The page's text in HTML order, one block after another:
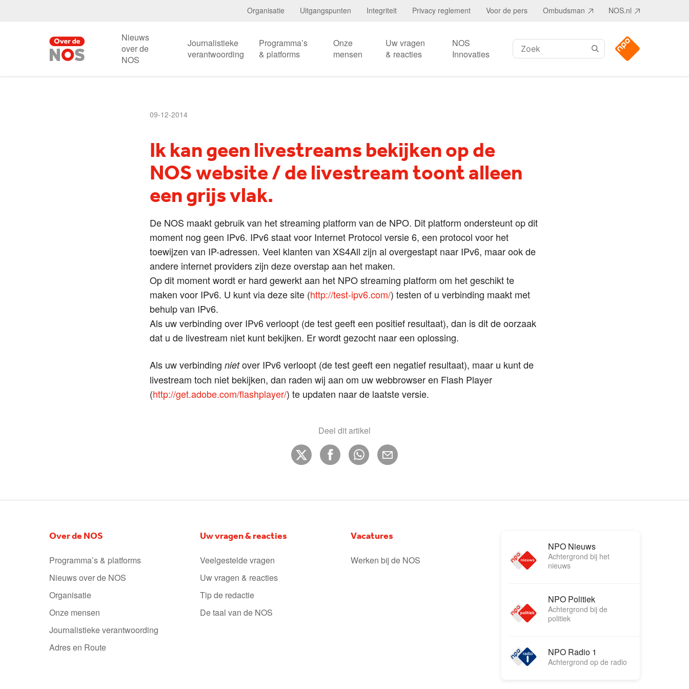
Organisatie Uitgangspunten Integriteit Privacy reglement Voor de pers Ombudsman NOS.nl
Nieuws
over de
NOS
Journalistieke
verantwoording
Programma’s
& platforms
Onze
mensen
Uw vragen
& reacties
NOS
Innovaties
Zoeken:
09-12-2014
Ik kan geen livestreams bekijken op de
NOS website / de livestream toont alleen
een grijs vlak.
De NOS maakt gebruik van het streaming platform van de NPO. Dit platform ondersteunt op dit
moment nog geen IPv6. IPv6 staat voor Internet Protocol versie 6, een protocol voor het
toewijzen van IP-adressen. Veel klanten van XS4All zijn al overgestapt naar IPv6, maar ook de
andere internet providers zijn deze overstap aan het maken.
Op dit moment wordt er hard gewerkt aan het NPO streaming platform om het geschikt te
maken voor IPv6. U kunt via deze site (http://test-ipv6.com/) testen of u verbinding maakt met
behulp van IPv6.
Als uw verbinding over IPv6 verloopt (de test geeft een positief resultaat), dan is dit de oorzaak
dat u de livestream niet kunt bekijken. Er wordt gezocht naar een oplossing.
Als uw verbinding nietover IPv6 verloopt (de test geeft een negatief resultaat), maar u kunt de
livestream toch niet bekijken, dan raden wij aan om uw webbrowser en Flash Player
(http://get.adobe.com/flashplayer/) te updaten naar de laatste versie.
Deel dit artikel
Over de NOS
Programma’s & platforms
Nieuws over de NOS
Organisatie
Onze mensen
Journalistieke verantwoording
Adres en Route
Uw vragen & reacties
Veelgestelde vragen
Uw vragen & reacties
Tip de redactie
De taal van de NOS
Vacatures
Werken bij de NOS
NPO Nieuws
Achtergrond bij het
nieuws
NPO Politiek
Achtergrond bij de
politiek
NPO Radio 1
Achtergrond op de radio